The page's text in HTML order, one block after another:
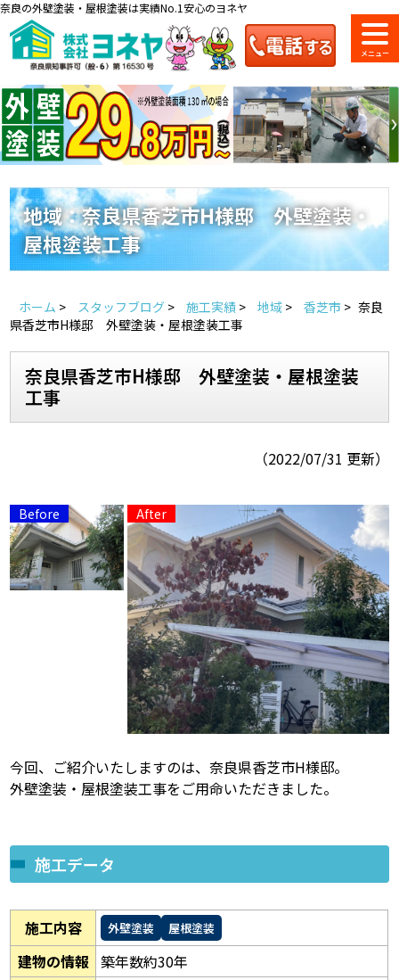
奈良の外壁塗装・屋根塗装は実績No.1安心のヨネヤ
料金一覧 会社案内 ショールーム
のご紹介
来店予約 お電話
地域の事例がいっぱい
ヨネヤの施工実績
Home
雨漏りについて 雨漏りの施工実績
ヨネヤがお客様から選ばれる10の
理由
リフォームローン
アパート・マンション修繕
見積もりシミュレーション
地域：奈良県香芝市H様邸 外壁塗装・
屋根塗装工事
ホーム > スタッフブログ > 施工実績 > 地域 > 香芝市 > 奈良
県香芝市H様邸 外壁塗装・屋根塗装工事
奈良県香芝市H様邸 外壁塗装・屋根塗装
工事
（2022/07/31 更新）
今回、ご紹介いたしますのは、奈良県香芝市H様邸。
外壁塗装・屋根塗装工事をご用命いただきました。
施工データ
施工内容 外壁塗装 屋根塗装
建物の情報 築年数約30年